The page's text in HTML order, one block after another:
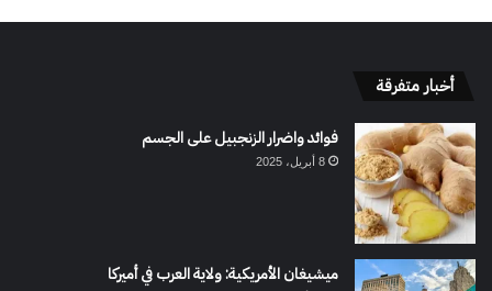
أخبار متفرقة
فوائد واضرار الزنجبيل على الجسم
8 أبريل، 2025
ميشيغان الأمريكية: ولاية العرب في أميركا